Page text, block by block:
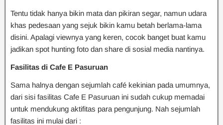
Tentu tidak hanya bikin mata dan pikiran segar, namun udara
khas pedesaan yang sejuk bikin kamu betah berlama-lama
disini. Apalagi viewnya yang keren, cocok banget buat kamu
jadikan spot hunting foto dan share di sosial media nantinya.
Fasilitas di Cafe E Pasuruan
Sama halnya dengan sejumlah café kekinian pada umumnya,
dari sisi fasilitas Cafe E Pasuruan ini sudah cukup memadai
untuk mendukung aktifitas para pengunjung. Nah sejumlah
fasilitas ini mulai dari :